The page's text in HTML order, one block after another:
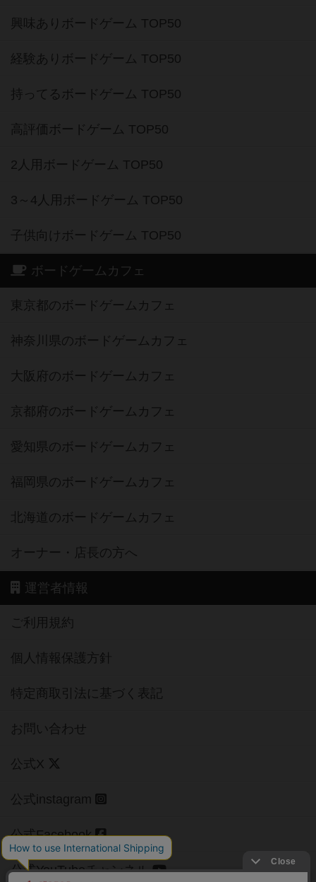
興味ありボードゲーム TOP50
経験ありボードゲーム TOP50
持ってるボードゲーム TOP50
高評価ボードゲーム TOP50
2人用ボードゲーム TOP50
3～4人用ボードゲーム TOP50
子供向けボードゲーム TOP50
ボードゲームカフェ
東京都のボードゲームカフェ
神奈川県のボードゲームカフェ
大阪府のボードゲームカフェ
京都府のボードゲームカフェ
愛知県のボードゲームカフェ
福岡県のボードゲームカフェ
北海道のボードゲームカフェ
オーナー・店長の方へ
運営者情報
ご利用規約
個人情報保護方針
特定商取引法に基づく表記
お問い合わせ
公式X
公式instagram
公式Facebook
公式YouTubeチャンネル